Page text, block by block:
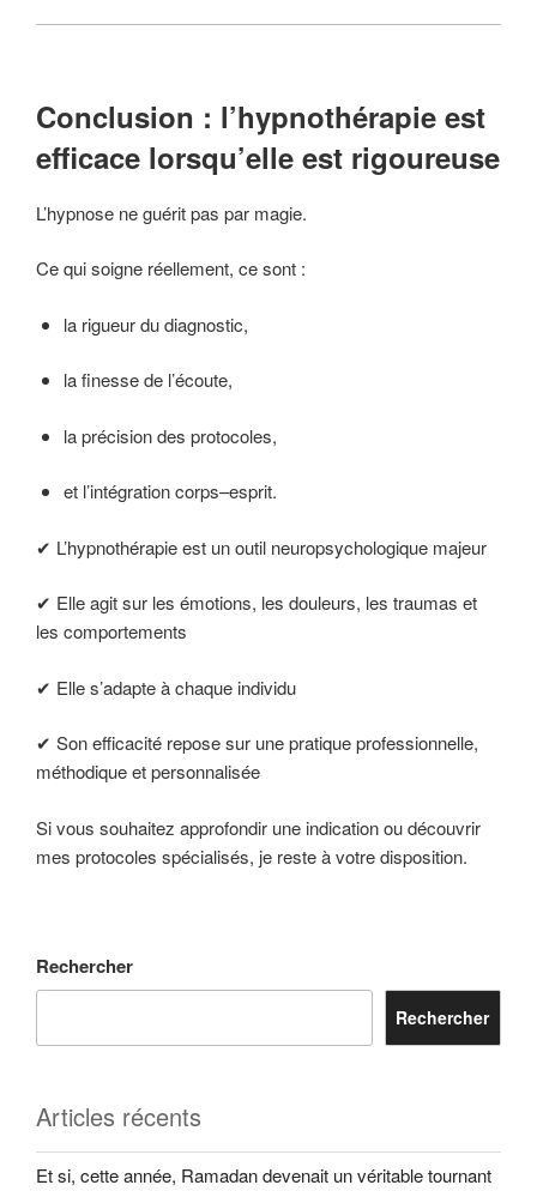
Conclusion : l’hypnothérapie est
efficace lorsqu’elle est rigoureuse
L’hypnose ne guérit pas par magie.
Ce qui soigne réellement, ce sont :
la rigueur du diagnostic,
la finesse de l’écoute,
la précision des protocoles,
et l’intégration corps–esprit.
✔ L’hypnothérapie est un outil neuropsychologique majeur
✔ Elle agit sur les émotions, les douleurs, les traumas et
les comportements
✔ Elle s’adapte à chaque individu
✔ Son efficacité repose sur une pratique professionnelle,
méthodique et personnalisée
Si vous souhaitez approfondir une indication ou découvrir
mes protocoles spécialisés, je reste à votre disposition.
Rechercher
Rechercher
Articles récents
Et si, cette année, Ramadan devenait un véritable tournant